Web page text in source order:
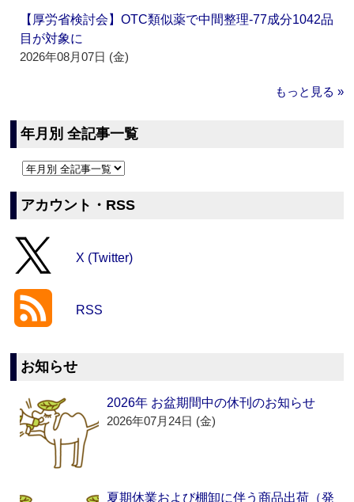
【厚労省検討会】OTC類似薬で中間整理‐77成分1042品
目が対象に
2026年08月07日 (金)
もっと見る »
年月別 全記事一覧
アカウント・RSS
X (Twitter)
RSS
お知らせ
2026年 お盆期間中の休刊のお知らせ
2026年07月24日 (金)
夏期休業および棚卸に伴う商品出荷（発